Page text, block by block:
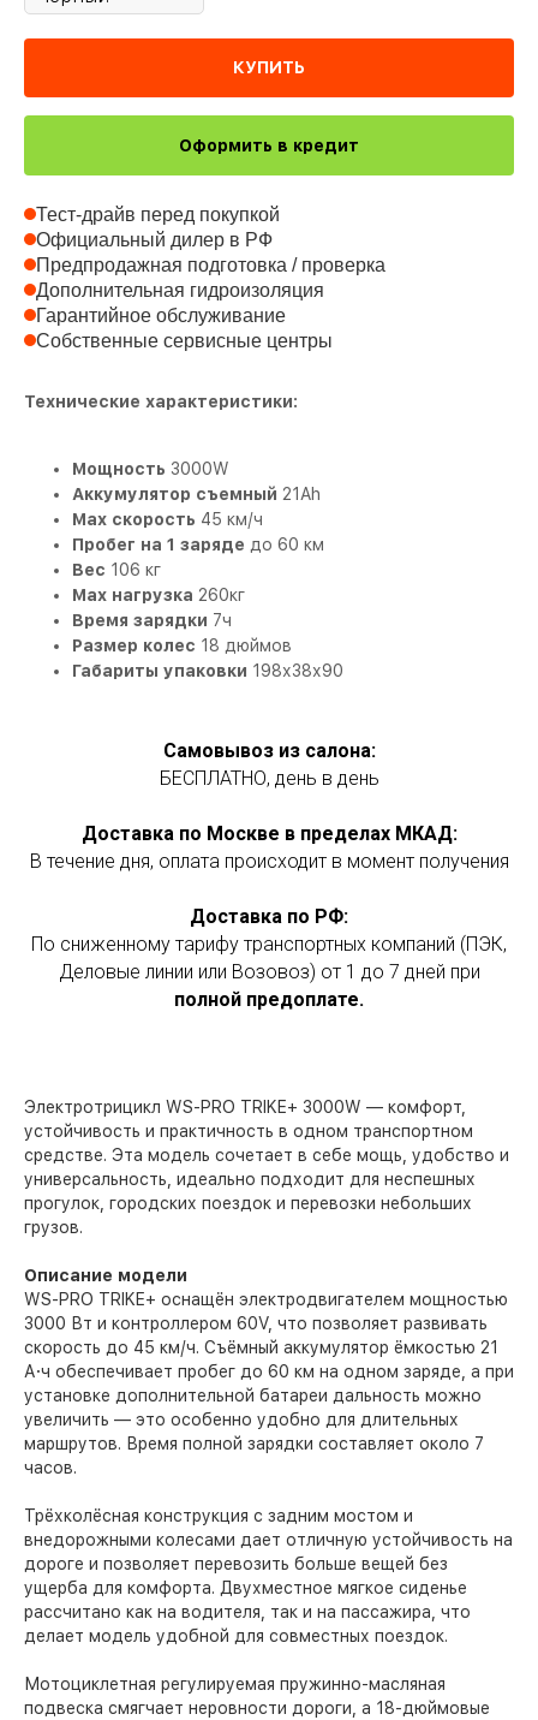
КУПИТЬ
Оформить в кредит
Тест-драйв перед покупкой
Официальный дилер в РФ
Предпродажная подготовка / проверка
Дополнительная гидроизоляция
Гарантийное обслуживание
Собственные сервисные центры
Технические характеристики:
Мощность 3000W
Аккумулятор съемный 21Ah
Max скорость 45 км/ч
Пробег на 1 заряде до 60 км
Вес 106 кг
Max нагрузка 260кг
Время зарядки 7ч
Размер колес 18 дюймов
Габариты упаковки 198х38х90
Самовывоз из салона:
БЕСПЛАТНО, день в день
Доставка по Москве в пределах МКАД:
В течение дня, оплата происходит в момент получения
Доставка по РФ:
По сниженному тарифу транспортных компаний (ПЭК,
Деловые линии или Возовоз) от 1 до 7 дней при
полной предоплате.
Электротрицикл WS-PRO TRIKE+ 3000W — комфорт,
устойчивость и практичность в одном транспортном
средстве. Эта модель сочетает в себе мощь, удобство и
универсальность, идеально подходит для неспешных
прогулок, городских поездок и перевозки небольших
грузов.
Описание модели
WS-PRO TRIKE+ оснащён электродвигателем мощностью
3000 Вт и контроллером 60V, что позволяет развивать
скорость до 45 км/ч. Съёмный аккумулятор ёмкостью 21
А·ч обеспечивает пробег до 60 км на одном заряде, а при
установке дополнительной батареи дальность можно
увеличить — это особенно удобно для длительных
маршрутов. Время полной зарядки составляет около 7
часов.
Трёхколёсная конструкция с задним мостом и
внедорожными колесами дает отличную устойчивость на
дороге и позволяет перевозить больше вещей без
ущерба для комфорта. Двухместное мягкое сиденье
рассчитано как на водителя, так и на пассажира, что
делает модель удобной для совместных поездок.
Мотоциклетная регулируемая пружинно-масляная
подвеска смягчает неровности дороги, а 18-дюймовые